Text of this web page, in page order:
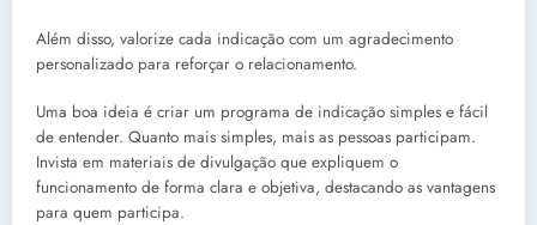
Além disso, valorize cada indicação com um agradecimento
personalizado para reforçar o relacionamento.
Uma boa ideia é criar um programa de indicação simples e fácil
de entender. Quanto mais simples, mais as pessoas participam.
Invista em materiais de divulgação que expliquem o
funcionamento de forma clara e objetiva, destacando as vantagens
para quem participa.